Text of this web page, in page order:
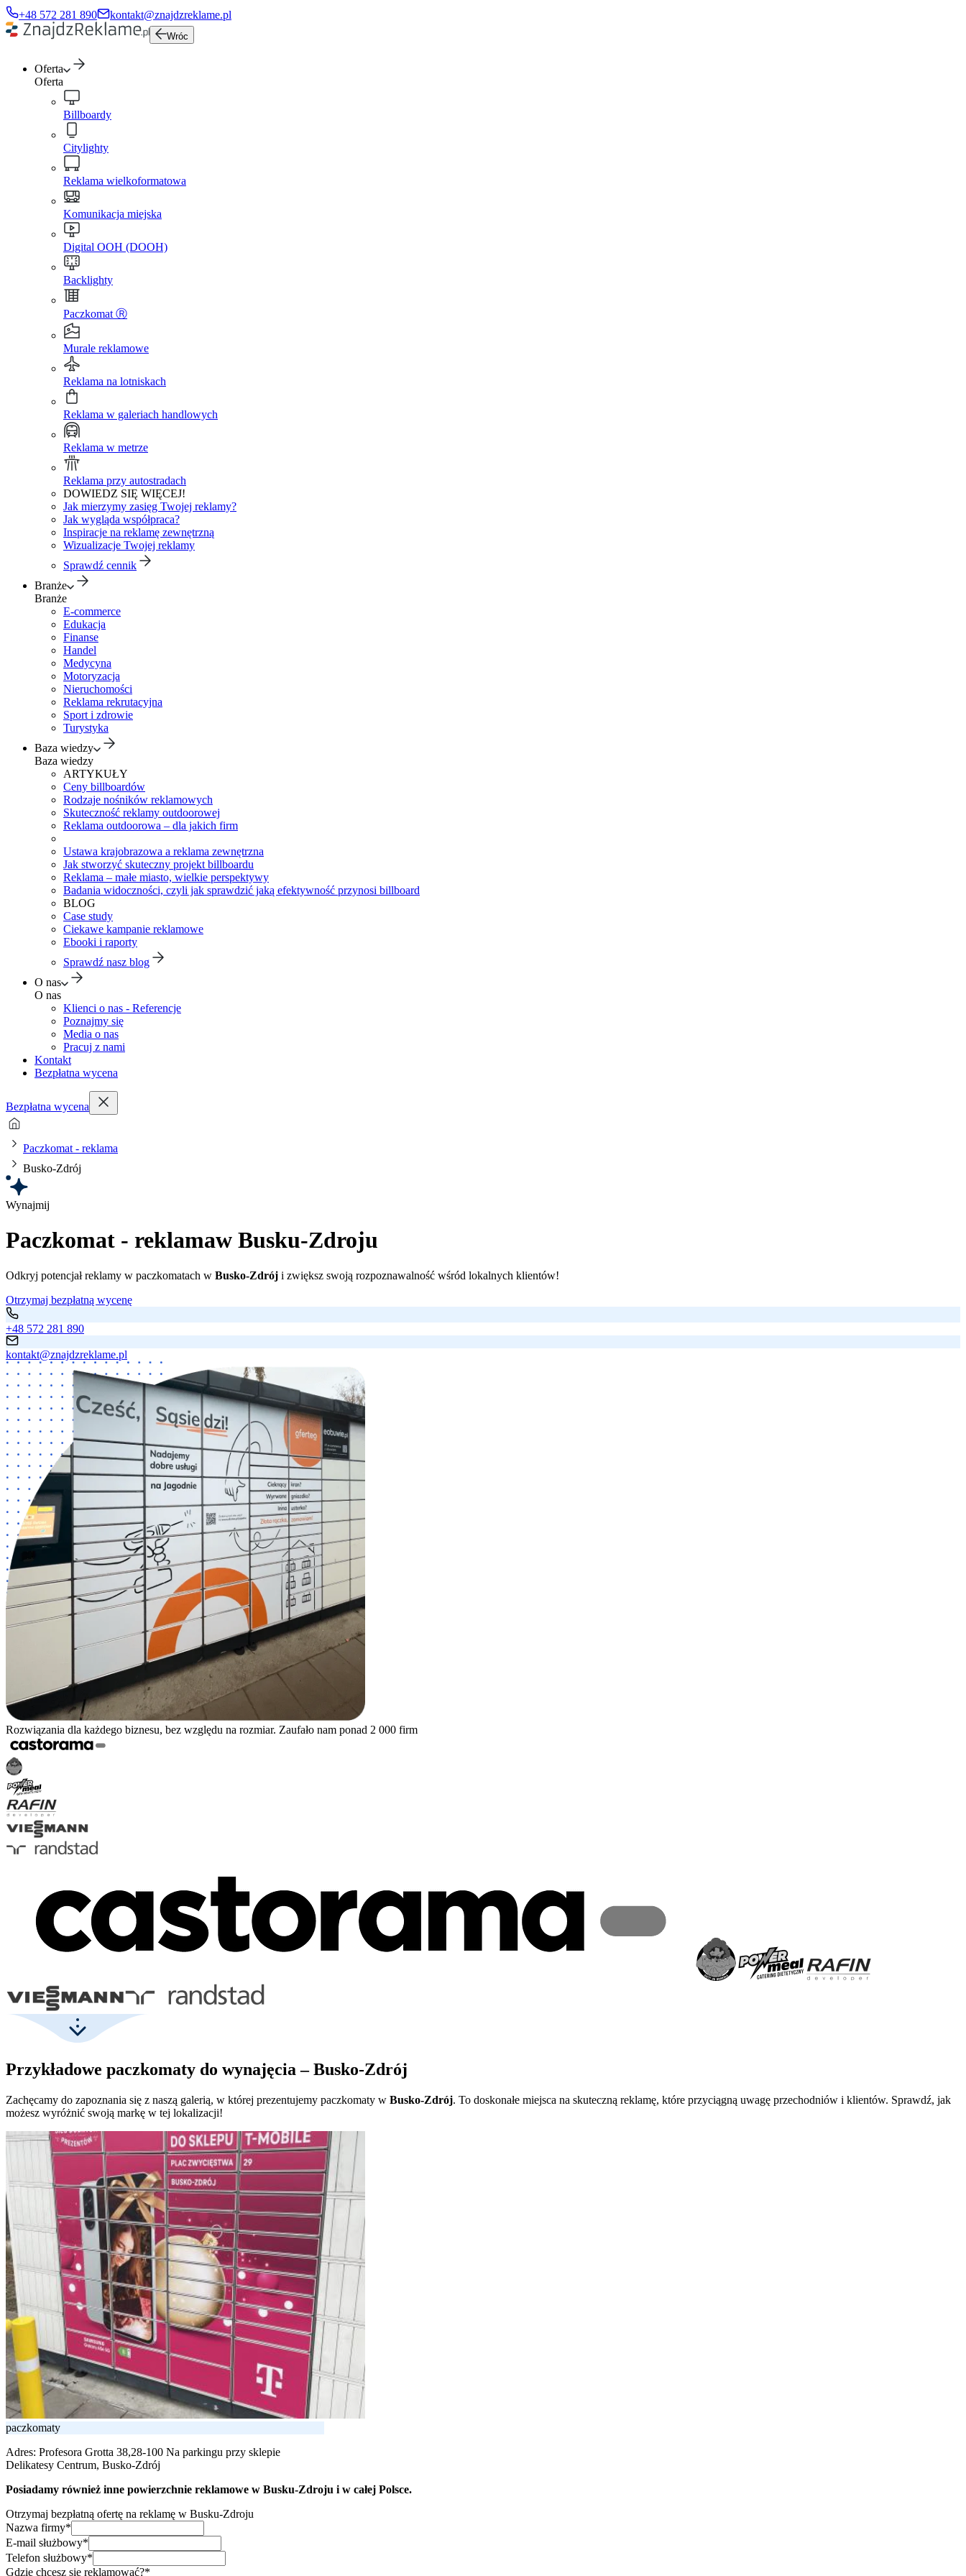
+48 572 281 890 kontakt@znajdzreklame.pl
Wróc
Oferta
Oferta
Billboardy
Citylighty
Reklama wielkoformatowa
Komunikacja miejska
Digital OOH (DOOH)
Backlighty
Paczkomat Ⓡ
Murale reklamowe
Reklama na lotniskach
Reklama w galeriach handlowych
Reklama w metrze
Reklama przy autostradach
DOWIEDZ SIĘ WIĘCEJ!
Jak mierzymy zasięg Twojej reklamy?
Jak wygląda współpraca?
Inspiracje na reklamę zewnętrzną
Wizualizacje Twojej reklamy
Sprawdź cennik
Branże
Branże
E-commerce
Edukacja
Finanse
Handel
Medycyna
Motoryzacja
Nieruchomości
Reklama rekrutacyjna
Sport i zdrowie
Turystyka
Baza wiedzy
Baza wiedzy
ARTYKUŁY
Ceny billboardów
Rodzaje nośników reklamowych
Skuteczność reklamy outdoorowej
Reklama outdoorowa – dla jakich firm
Ustawa krajobrazowa a reklama zewnętrzna
Jak stworzyć skuteczny projekt billboardu
Reklama – małe miasto, wielkie perspektywy
Badania widoczności, czyli jak sprawdzić jaką efektywność przynosi billboard
BLOG
Case study
Ciekawe kampanie reklamowe
Ebooki i raporty
Sprawdź nasz blog
O nas
O nas
Klienci o nas - Referencje
Poznajmy się
Media o nas
Pracuj z nami
Kontakt
Bezpłatna wycena
Bezpłatna wycena
Paczkomat - reklama
Busko-Zdrój
Wynajmij
Paczkomat - reklamaw Busku-Zdroju
Odkryj potencjał reklamy w paczkomatach w Busko-Zdrój i zwiększ swoją rozpoznawalność wśród lokalnych klientów!
Otrzymaj bezpłatną wycenę
+48 572 281 890
kontakt@znajdzreklame.pl
Rozwiązania dla każdego biznesu, bez względu na rozmiar. Zaufało nam ponad 2 000 firm
Przykładowe paczkomaty do wynajęcia – Busko-Zdrój
Zachęcamy do zapoznania się z naszą galerią, w której prezentujemy paczkomaty w Busko-Zdrój. To doskonałe miejsca na skuteczną reklamę, które przyciągną uwagę przechodniów i klientów. Sprawdź, jak
możesz wyróżnić swoją markę w tej lokalizacji!
paczkomaty
Adres: Profesora Grotta 38,28-100 Na parkingu przy sklepie
Delikatesy Centrum, Busko-Zdrój
Posiadamy również inne powierzchnie reklamowe w Busku-Zdroju i w całej Polsce.
Otrzymaj bezpłatną ofertę na reklamę w Busku-Zdroju
Nazwa firmy*
E-mail służbowy*
Telefon służbowy*
Gdzie chcesz się reklamować?*